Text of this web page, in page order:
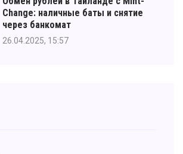
Change: наличные баты и снятие
через банкомат
26.04.2025, 15:57